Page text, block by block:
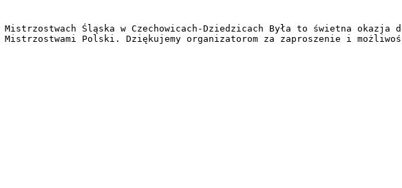
Mistrzostwach Śląska w Czechowicach-Dziedzicach Była to świetna
Polski. Dziękujemy organizatorom za zaproszenie i